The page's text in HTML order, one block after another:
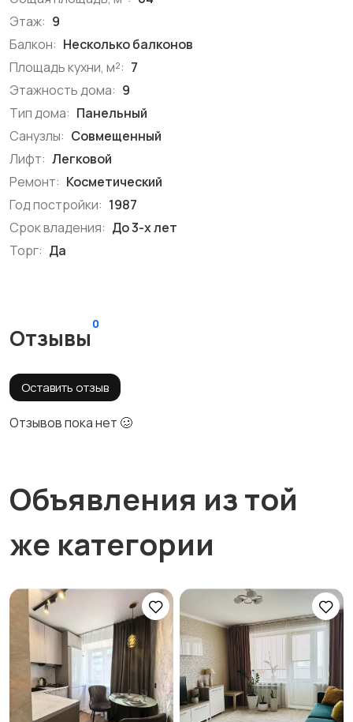
Этаж: 9
Балкон: Несколько балконов
Площадь кухни, м²: 7
Этажность дома: 9
Тип дома: Панельный
Санузлы: Совмещенный
Лифт: Легковой
Ремонт: Косметический
Год постройки: 1987
Срок владения: До 3-х лет
Торг: Да
Отзывы
0
Оставить отзыв
Отзывов пока нет 🥴
Объявления из той
же категории